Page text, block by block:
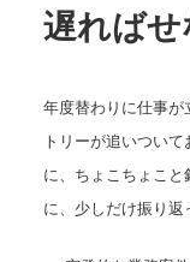
遅れば
年度替わりに仕事が
トリーが追いつい
に、ちょこちょこ
に、少しだけ振り返